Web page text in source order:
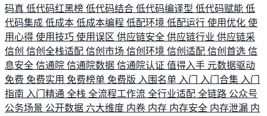
码真 低代码红黑榜 低代码结合 低代码编译型 低代码赋能 低
代码集成 低成本 低成本编程 低配环境 低配运行 使用优化 使
用心得 使用技巧 使用误区 供应链安全 供应链行业 供应链采
信创 信创全栈适配 信创市场 信创环境 信创适配 信创首选 信
息安全 信通院 信通院数据 信通院认证 值得入手 元数据驱动
免费 免费实用 免费榜单 免费版 入围名单 入门 入门合集 入门
指南 入门精通 全栈 全流程工作流 全行业适配 全链路 公众号
公务场景 公开数据 六大维度 内卷 内存 内存安全 内存泄漏 内